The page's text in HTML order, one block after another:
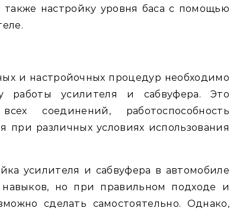
также настройку уровня баса с помощью
и настройочных процедур необходимо
работы усилителя и сабвуфера. Это
соединений, работоспособность
при различных условиях использования
усилителя и сабвуфера в автомобиле
но при правильном подходе и
сделать самостоятельно. Однако,